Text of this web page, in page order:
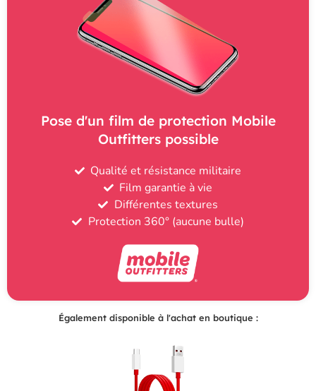
Pose d'un film de protection Mobile
Outfitters possible
Qualité et résistance militaire
Film garantie à vie
Différentes textures
Protection 360° (aucune bulle)
Également disponible à l'achat en boutique :